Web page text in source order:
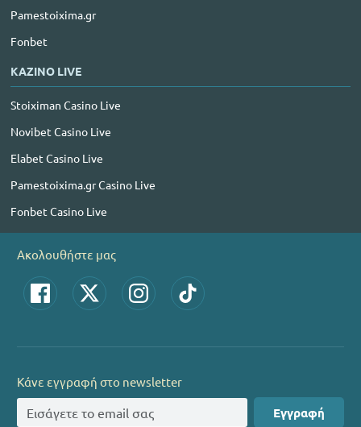
Pamestoixima.gr
Fonbet
ΚΑΖΙΝΟ LIVE
Stoiximan Casino Live
Novibet Casino Live
Elabet Casino Live
Pamestoixima.gr Casino Live
Fonbet Casino Live
Ακολουθήστε μας
Κάνε εγγραφή στο newsletter
Εγγραφή